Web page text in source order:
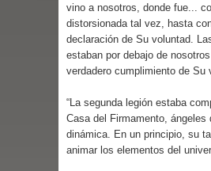
vino a nosotros, donde fue...
distorsionada tal vez, hasta
declaración de Su voluntad.
estaban por debajo de
verdadero cumplimiento de Su
“La segunda legión estaba
Casa del Firmamento, ángeles
dinámica. En un principio, su
animar los elementos del